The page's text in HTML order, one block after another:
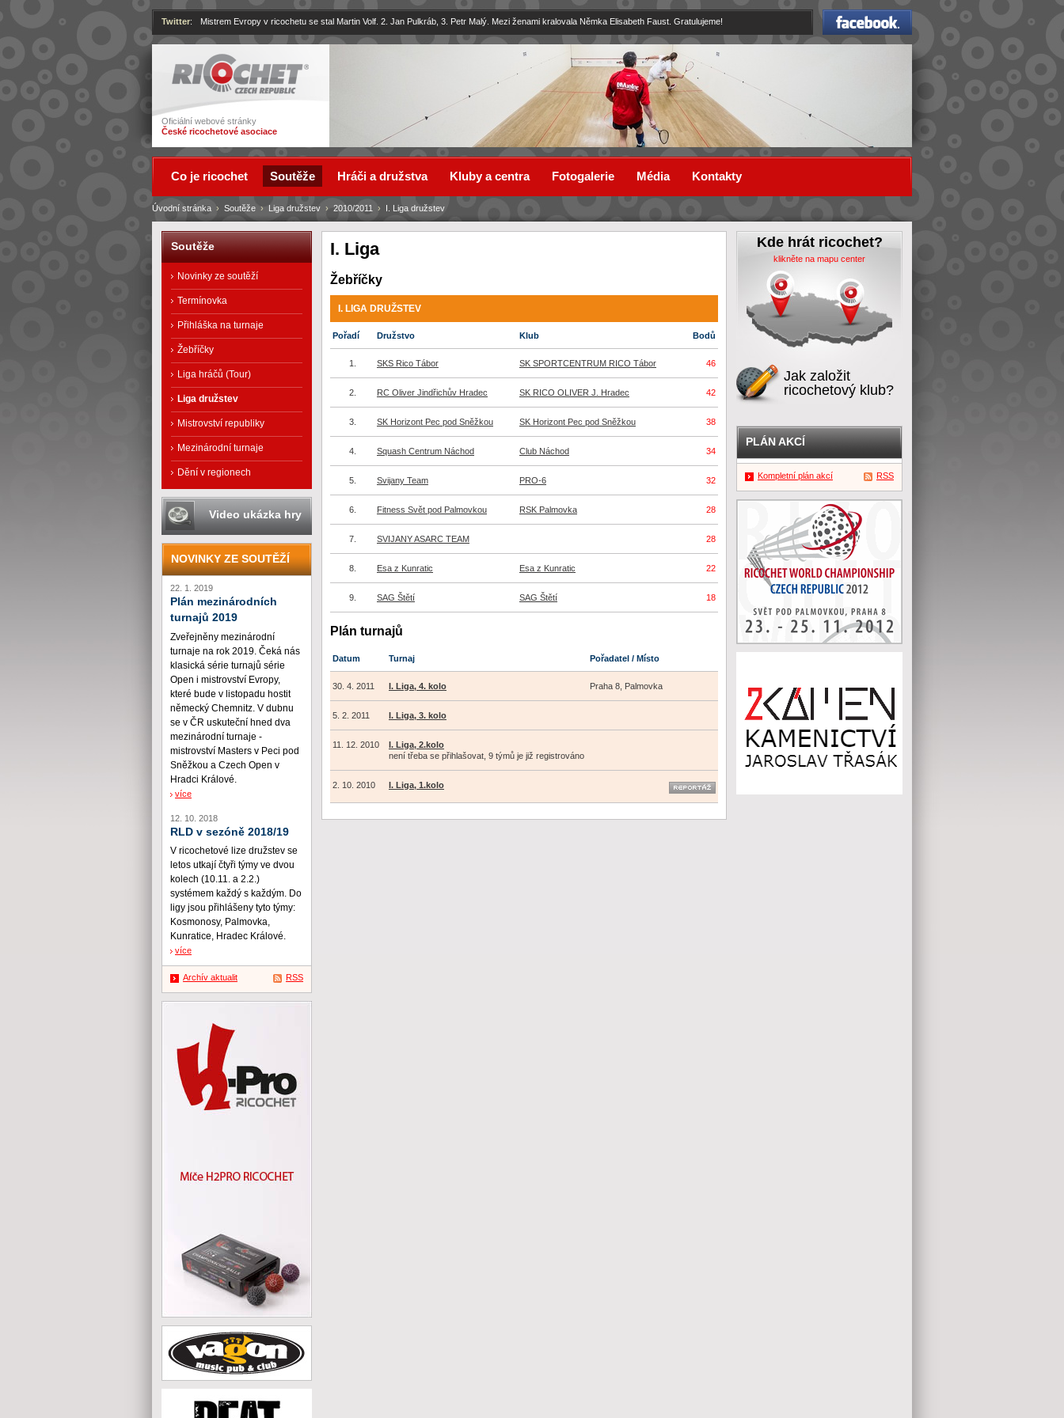
Ricochet
Oficiální webové stránky
České ricochetové asociace
Facebook
Twitter: Mistrem Evropy v ricochetu se stal Martin Volf. 2. Jan Pulkráb, 3. Petr Malý. Mezi ženami kralovala Němka Elisabeth Faust. Gratulujeme!
I. Liga
Žebříčky
I. LIGA DRUŽSTEV
Pořadí Družstvo Klub Bodů
1. SKS Rico Tábor SK SPORTCENTRUM RICO Tábor 46
2. RC Oliver Jindřichův Hradec SK RICO OLIVER J. Hradec 42
3. SK Horizont Pec pod Sněžkou SK Horizont Pec pod Sněžkou 38
4. Squash Centrum Náchod Club Náchod 34
5. Svijany Team PRO-6 32
6. Fitness Svět pod Palmovkou RSK Palmovka 28
7. SVIJANY ASARC TEAM 28
8. Esa z Kunratic Esa z Kunratic 22
9. SAG Štětí SAG Štětí 18
Plán turnajů
Datum Turnaj Pořadatel / Místo
30. 4. 2011 I. Liga, 4. kolo Praha 8, Palmovka
5. 2. 2011 I. Liga, 3. kolo
11. 12. 2010
I. Liga, 2.kolo
není třeba se přihlašovat, 9 týmů je již registrováno
2. 10. 2010 I. Liga, 1.kolo
Úvodní stránka › Soutěže › Liga družstev › 2010/2011 › I. Liga družstev
Co je ricochet Soutěže Hráči a družstva Kluby a centra Fotogalerie Média Kontakty
Soutěže
Novinky ze soutěží
Termínovka
Přihláška na turnaje
Žebříčky
Liga hráčů (Tour)
Liga družstev
Mistrovství republiky
Mezinárodní turnaje
Dění v regionech
Video ukázka hry
NOVINKY ZE SOUTĚŽÍ
22. 1. 2019
Plán mezinárodních
turnajů 2019
Zveřejněny mezinárodní
turnaje na rok 2019. Čeká nás
klasická série turnajů série
Open i mistrovství Evropy,
které bude v listopadu hostit
německý Chemnitz. V dubnu
se v ČR uskuteční hned dva
mezinárodní turnaje -
mistrovství Masters v Peci pod
Sněžkou a Czech Open v
Hradci Králové.
více
12. 10. 2018
RLD v sezóně 2018/19
V ricochetové lize družstev se
letos utkají čtyři týmy ve dvou
kolech (10.11. a 2.2.)
systémem každý s každým. Do
ligy jsou přihlášeny tyto týmy:
Kosmonosy, Palmovka,
Kunratice, Hradec Králové.
více
Archív aktualit RSS
Kde hrát ricochet?
klikněte na mapu center
Jak založit
ricochetový klub?
PLÁN AKCÍ
Kompletní plán akcí RSS